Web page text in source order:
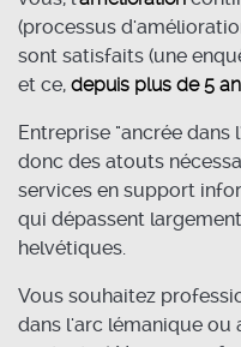
(processus
sont satisfaits (une
et ce, depuis plus de 5
Entreprise "ancrée dans
donc des atouts
services en support
qui dépassent
helvétiques.
Vous souhaitez
dans l'arc lémanique ou